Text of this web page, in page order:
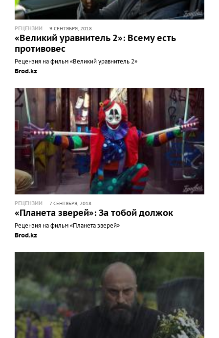
РЕЦЕНЗИИ 9 СЕНТЯБРЯ, 2018
«Великий уравнитель 2»: Всему есть
противовес
Рецензия на фильм «Великий уравнитель 2»
Brod.kz
РЕЦЕНЗИИ 7 СЕНТЯБРЯ, 2018
«Планета зверей»: За тобой должок
Рецензия на фильм «Планета зверей»
Brod.kz